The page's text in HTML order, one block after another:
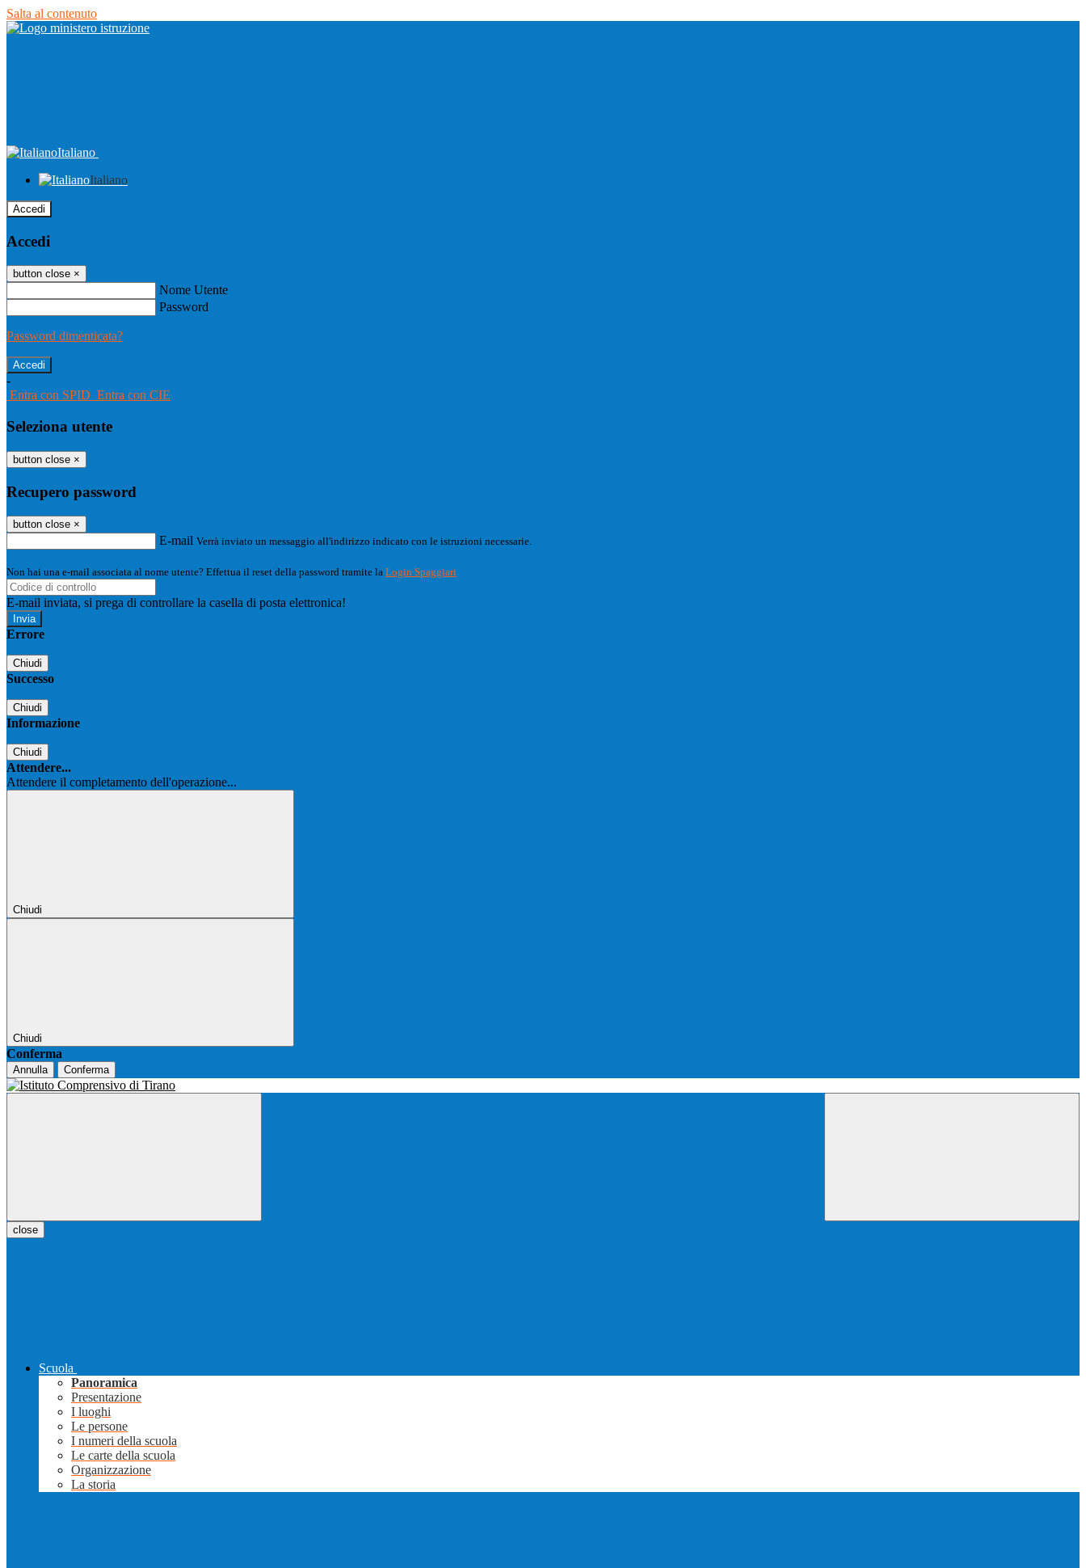
Salta al contenuto
Italiano
Italiano
Accedi
Accedi
button close ×
Nome Utente
Password
Password dimenticata?
-
Entra con SPID Entra con CIE
Seleziona utente
button close ×
Recupero password
button close ×
E-mail Verrà inviato un messaggio all'indirizzo indicato con le istruzioni necessarie.
Non hai una e-mail associata al nome utente? Effettua il reset della password tramite la Login Spaggiari
E-mail inviata, si prega di controllare la casella di posta elettronica!
Errore
Chiudi
Successo
Chiudi
Informazione
Chiudi
Attendere...
Attendere il completamento dell'operazione...
Chiudi
Chiudi
Conferma
Annulla Conferma
close
Scuola
Panoramica
Presentazione
I luoghi
Le persone
I numeri della scuola
Le carte della scuola
Organizzazione
La storia